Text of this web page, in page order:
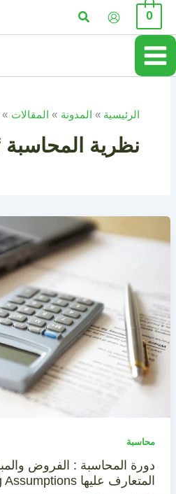
تخطي
المحتوى
0 البحث
الرئيسية المدونة المقالات
نظرية المحاسبة pdf
محاسبة
دورة المحاسبة : الفروض
المتعارف عليها Accounting Assumptions